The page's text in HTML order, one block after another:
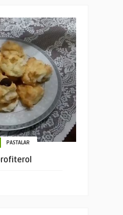
PASTALAR